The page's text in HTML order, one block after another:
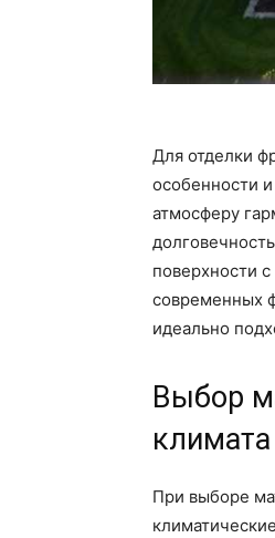
Для отделки
особенности
атмосферу
поверхности
современных
идеально
Выбор
климата
При выборе